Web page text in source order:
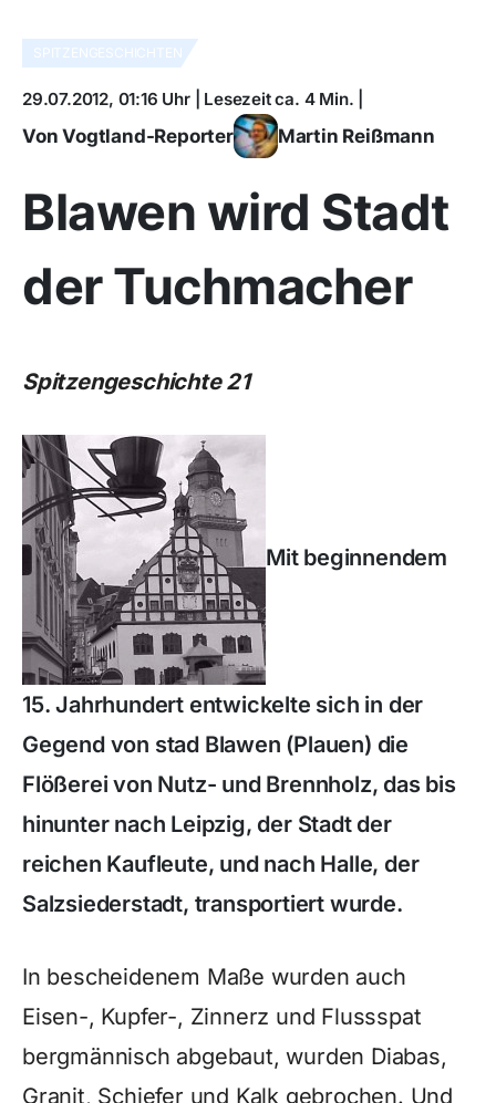
SPITZENGESCHICHTEN
29.07.2012, 01:16 Uhr | Lesezeit ca. 4 Min. |
Von Vogtland-Reporter Martin Reißmann
Blawen wird Stadt
der Tuchmacher
Spitzengeschichte 21
Mit beginnendem
15. Jahrhundert entwickelte sich in der
Gegend von stad Blawen (Plauen) die
Flößerei von Nutz- und Brennholz, das bis
hinunter nach Leipzig, der Stadt der
reichen Kaufleute, und nach Halle, der
Salzsiederstadt, transportiert wurde.
In bescheidenem Maße wurden auch
Eisen-, Kupfer-, Zinnerz und Flussspat
bergmännisch abgebaut, wurden Diabas,
Granit, Schiefer und Kalk gebrochen. Und